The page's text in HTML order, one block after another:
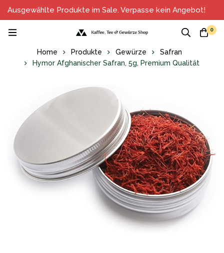
Ausgewählte Produkte im Sale. Verpasse kein Angebot!
0
Home Produkte Gewürze
Safran
Hymor Afghanischer Safran, 5g, Premium Qualität